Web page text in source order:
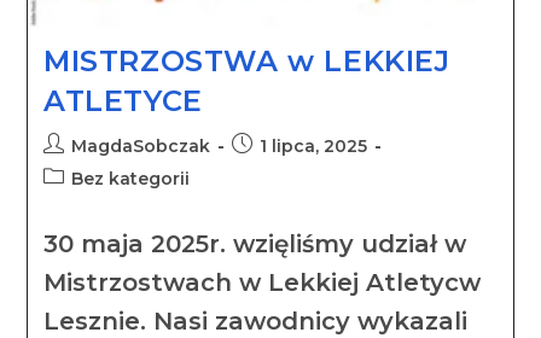
MISTRZOSTWA w LEKKIEJ
ATLETYCE
MagdaSobczak
1 lipca, 2025
Bez kategorii
30 maja 2025r. wzięliśmy udział w
Mistrzostwach w Lekkiej Atletycw
Lesznie. Nasi zawodnicy wykazali